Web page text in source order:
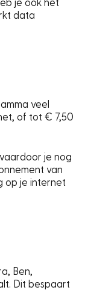
je ook het
data
veel
of tot € 7,50
je nog
van
op je internet
Ben,
Dit bespaart